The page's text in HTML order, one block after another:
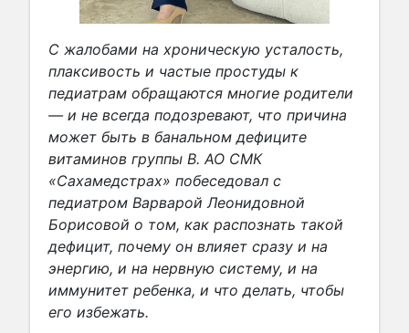
С жалобами на хроническую усталость,
плаксивость и частые простуды к
педиатрам обращаются многие родители
— и не всегда подозревают, что причина
может быть в банальном дефиците
витаминов группы В. АО СМК
«Сахамедстрах» побеседовал с
педиатром Варварой Леонидовной
Борисовой о том, как распознать такой
дефицит, почему он влияет сразу и на
энергию, и на нервную систему, и на
иммунитет ребенка, и что делать, чтобы
его избежать.